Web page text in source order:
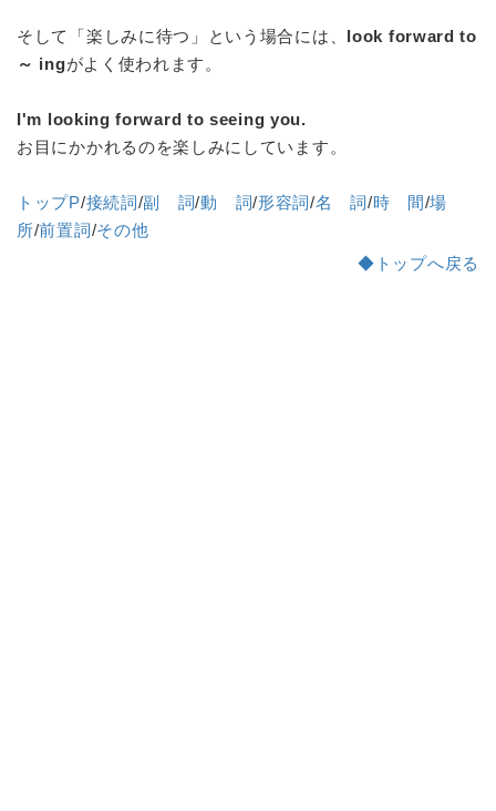
そして「楽しみに待つ」という場合には、 look forward to
～ ingがよく使われます。
I'm looking forward to seeing you.
お目にかかれるのを楽しみにしています。
トップP/接続詞/副 詞/動 詞/形容詞/名 詞/時 間/場
所/前置詞/その他
◆トップへ戻る